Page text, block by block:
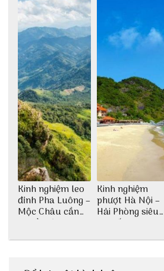
Kinh nghiệm leo
đỉnh Pha Luông –
Mộc Châu cần
chuẩn bị những
Kinh nghiệm
phượt Hà Nội –
Hải Phòng siêu
chi tiết dành cho